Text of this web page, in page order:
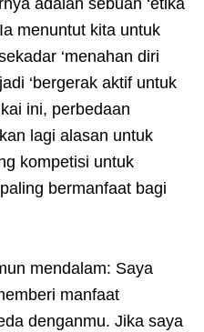
menuntut kita untuk
‘menahan diri
‘bergerak aktif untuk
ini, perbedaan
lagi alasan untuk
kompetisi untuk
bermanfaat bagi
mendalam: Saya
manfaat
denganmu. Jika saya